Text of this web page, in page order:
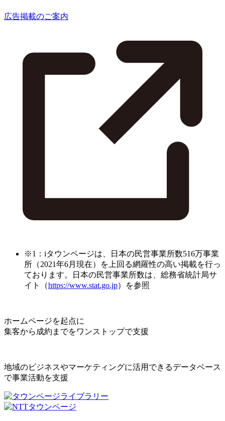
広告掲載のご案内
※1：iタウンページは、日本の民営事業所数516万事業
所（2021年6月現在）を上回る網羅性の高い掲載を行っ
ております。日本の民営事業所数は、総務省統計局サ
イト（https://www.stat.go.jp）を参照
ホームページを起点に
集客から成約までをワンストップで支援
地域のビジネスやマーケティングに活用できるデータベース
で事業活動を支援